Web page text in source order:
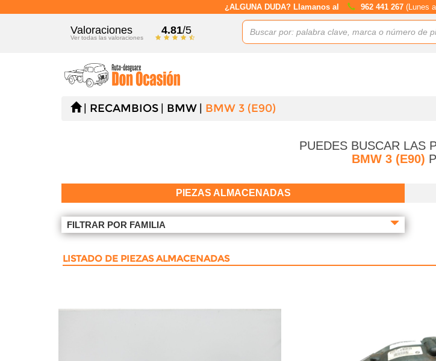
¿ALGUNA DUDA? Llamanos al 962 441 267 (Lunes
Valoraciones
Ver todas las valoraciones
4.81/5
RECAMBIOS BMW BMW 3 (E90)
PUEDES BUSCAR LAS
BMW 3 (E90)
PIEZAS ALMACENADAS
FILTRAR POR FAMILIA
LISTADO DE PIEZAS ALMACENADAS